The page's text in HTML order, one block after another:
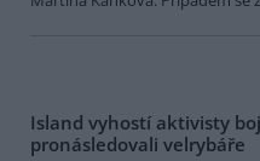
Island vyhostí aktivisty
pronásledovali velrybáře